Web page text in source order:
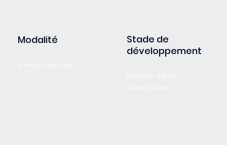
Modalité
Stade de
développement